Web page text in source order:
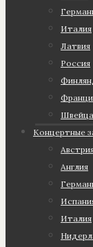
Италия
Латвия
Россия
Концертные
Англия
Италия